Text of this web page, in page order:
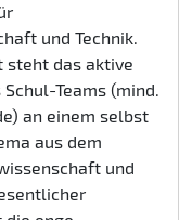
und Technik.
steht das aktive
Teams (mind.
an einem selbst
aus dem
und